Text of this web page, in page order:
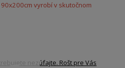
vyrobí v skutočnom
nezúfajte. Rošt pre Vás